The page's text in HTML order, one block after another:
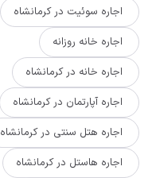
اجاره سوئیت در کرمانشاه
اجاره خانه روزانه
اجاره خانه در کرمانشاه
اجاره آپارتمان در کرمانشاه
اجاره هتل سنتی در کرمانشاه
اجاره هاستل در کرمانشاه